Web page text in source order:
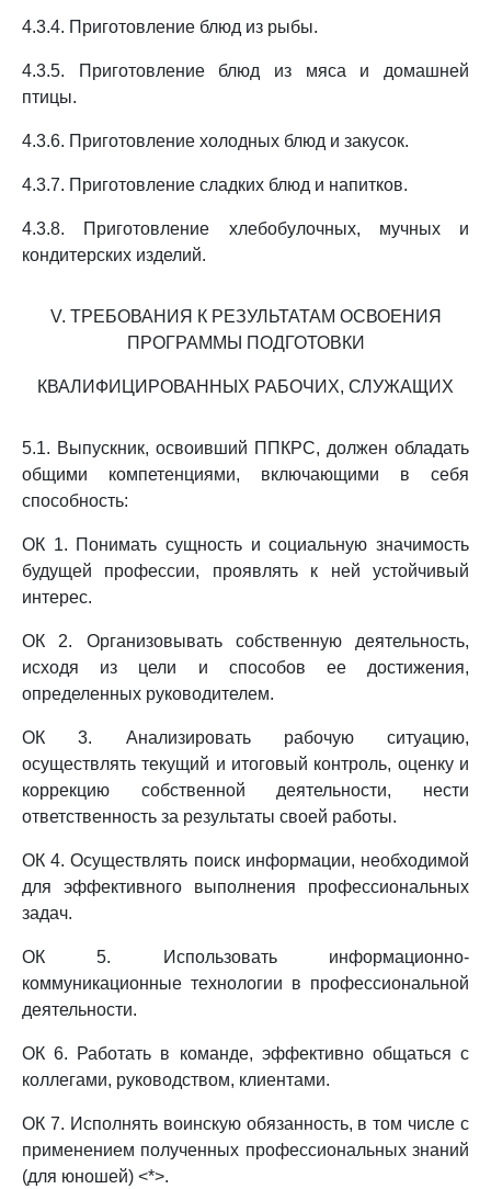
4.3.4. Приготовление блюд из рыбы.
4.3.5. Приготовление блюд из мяса и домашней
птицы.
4.3.6. Приготовление холодных блюд и закусок.
4.3.7. Приготовление сладких блюд и напитков.
4.3.8. Приготовление хлебобулочных, мучных и
кондитерских изделий.
V. ТРЕБОВАНИЯ К РЕЗУЛЬТАТАМ ОСВОЕНИЯ
ПРОГРАММЫ ПОДГОТОВКИ
КВАЛИФИЦИРОВАННЫХ РАБОЧИХ, СЛУЖАЩИХ
5.1. Выпускник, освоивший ППКРС, должен обладать
общими компетенциями, включающими в себя
способность:
ОК 1. Понимать сущность и социальную значимость
будущей профессии, проявлять к ней устойчивый
интерес.
ОК 2. Организовывать собственную деятельность,
исходя из цели и способов ее достижения,
определенных руководителем.
ОК 3. Анализировать рабочую ситуацию,
осуществлять текущий и итоговый контроль, оценку и
коррекцию собственной деятельности, нести
ответственность за результаты своей работы.
ОК 4. Осуществлять поиск информации, необходимой
для эффективного выполнения профессиональных
задач.
ОК 5. Использовать информационно-
коммуникационные технологии в профессиональной
деятельности.
ОК 6. Работать в команде, эффективно общаться с
коллегами, руководством, клиентами.
ОК 7. Исполнять воинскую обязанность, в том числе с
применением полученных профессиональных знаний
(для юношей) <*>.